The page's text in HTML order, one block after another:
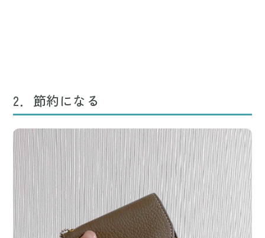
2．節約になる